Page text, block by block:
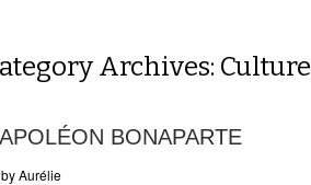
Archives: Culture
BONAPARTE
byAurélie